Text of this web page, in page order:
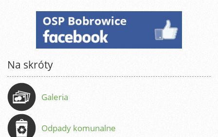
Na skróty
Galeria
Odpady komunalne